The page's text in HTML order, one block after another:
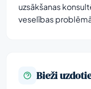
uzsākšanas
veselības
Bieži